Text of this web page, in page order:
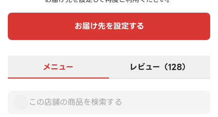
お届け先を設定する
メニュー レビュー（128）